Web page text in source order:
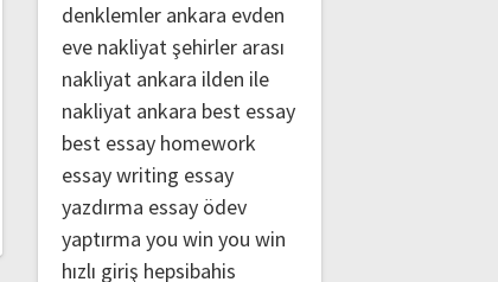
denklemler ankara evden
eve nakliyatşehirler arası
nakliyat ankara ilden ile
nakliyat ankara best essay
best essay homework
essay writing essay
yazdırma essay ödev
yaptırma you win you win
hızlı giriş hepsibahis